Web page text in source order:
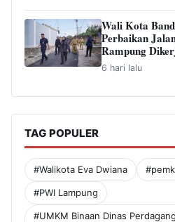
Wali Kota
Perbaikan
Rampung
6 hari lalu
TAG POPULER
#Walikota Eva Dwiana
#PWI Lampung
#UMKM Binaan Dinas